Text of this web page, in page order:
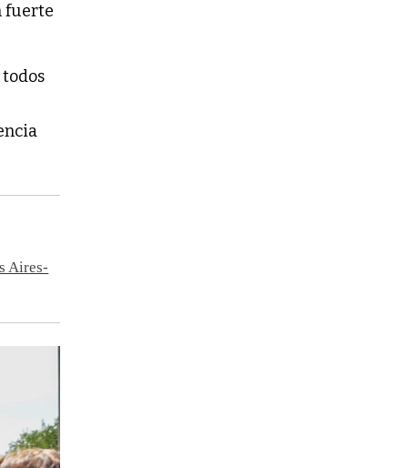
fuerte
Aires-